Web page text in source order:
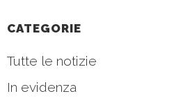
CATEGORIE
Tutte le notizie
In evidenza